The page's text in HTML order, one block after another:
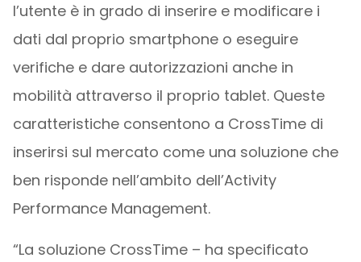
l’utente è in grado di inserire e modificare i
dati dal proprio smartphone o eseguire
verifiche e dare autorizzazioni anche in
mobilità attraverso il proprio tablet. Queste
caratteristiche consentono a CrossTime di
inserirsi sul mercato come una soluzione che
ben risponde nell’ambito dell’Activity
Performance Management.
“La soluzione CrossTime – ha specificato